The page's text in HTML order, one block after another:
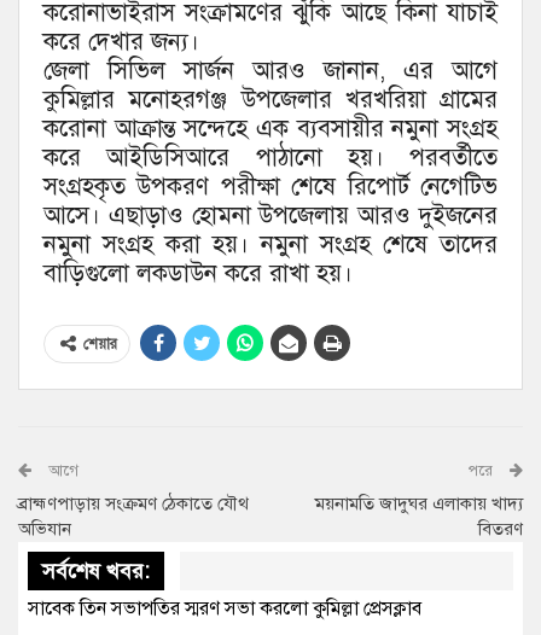
করোনাভাইরাস সংক্রামণের ঝুঁকি আছে কিনা যাচাই
করে দেখার জন্য।
জেলা সিভিল সার্জন আরও জানান, এর আগে
কুমিল্লার মনোহরগঞ্জ উপজেলার খরখরিয়া গ্রামের
করোনা আক্রান্ত সন্দেহে এক ব্যবসায়ীর নমুনা সংগ্রহ
করে আইডিসিআরে পাঠানো হয়। পরবর্তীতে
সংগ্রহকৃত উপকরণ পরীক্ষা শেষে রিপোর্ট নেগেটিভ
আসে। এছাড়াও হোমনা উপজেলায় আরও দুইজনের
নমুনা সংগ্রহ করা হয়। নমুনা সংগ্রহ শেষে তাদের
বাড়িগুলো লকডাউন করে রাখা হয়।
শেয়ার
আগে
ব্রাহ্মণপাড়ায় সংক্রমণ ঠেকাতে যৌথ
অভিযান
পরে
ময়নামতি জাদুঘর এলাকায় খাদ্য
বিতরণ
সর্বশেষ খবর:
সাবেক তিন সভাপতির স্মরণ সভা করলো কুমিল্লা প্রেসক্লাব